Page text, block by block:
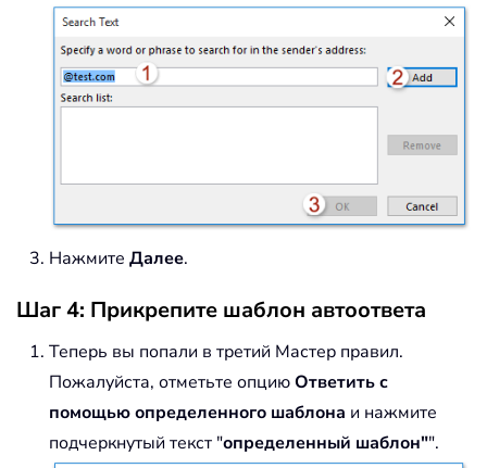
Нажмите Далее.
Шаг 4: Прикрепите шаблон автоответа
Теперь вы попали в третий Мастер правил.
Пожалуйста, отметьте опциюОтветить с
помощью определенного шаблона и нажмите
подчеркнутый текст "определенный шаблон"".